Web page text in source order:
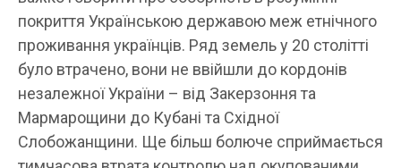
покриття Українською державою меж етнічного
проживання українців. Ряд земель у 20 столітті
було втрачено, вони не ввійшли до кордонів
незалежної України – від Закерзоння та
Мармарощини до Кубані та Східної
Слобожанщини. Ще більш болюче сприймається